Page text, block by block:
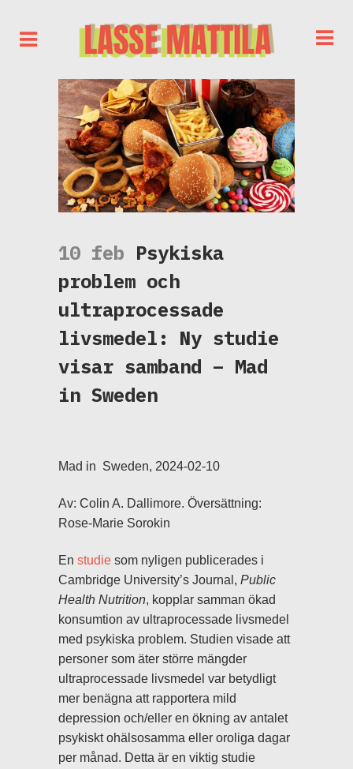
10 feb Psykiska
problem och
ultraprocessade
livsmedel: Ny studie
visar samband – Mad
in Sweden
Mad in Sweden, 2024-02-10
Av: Colin A. Dallimore. Översättning:
Rose-Marie Sorokin
En studie som nyligen publicerades i
Cambridge University’s Journal, Public
Health Nutrition, kopplar samman ökad
konsumtion av ultraprocessade livsmedel
med psykiska problem. Studien visade att
personer som äter större mängder
ultraprocessade livsmedel var betydligt
mer benägna att rapportera mild
depression och/eller en ökning av antalet
psykiskt ohälsosamma eller oroliga dagar
per månad. Detta är en viktig studie